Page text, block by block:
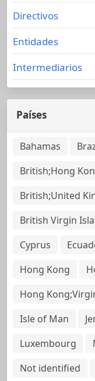
Directivos
Entidades
Intermediarios
Países
Bahamas
British;Hong
British;United
British Virgin
Cyprus
Hong Kong
Hong
Isle of Man
Luxembourg
Not identified